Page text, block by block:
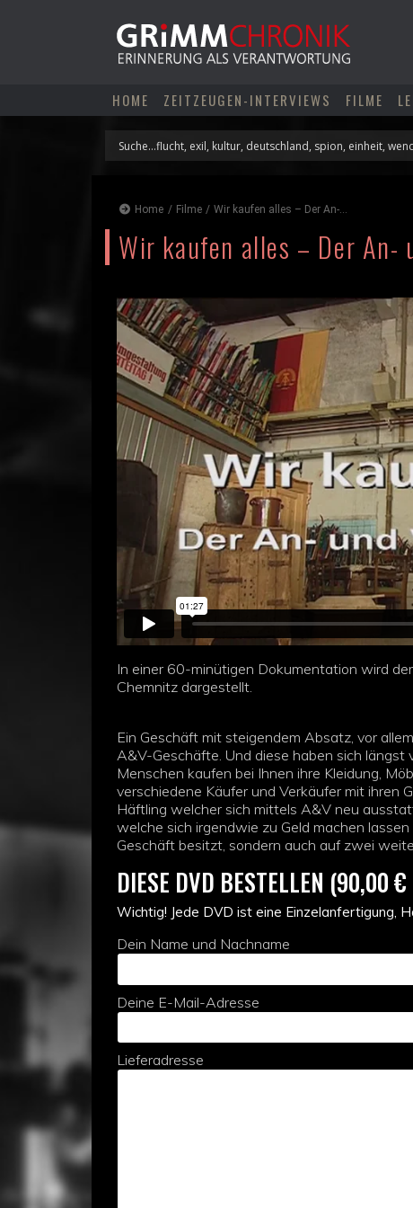
HOME ZEITZEUGEN-INTERVIEWS FILME
Home / Filme / Wir kaufen alles – Der An-...
Wir kaufen alles – Der An-
In einer 60-minütigen Dokumentation wird
Chemnitz dargestellt.
Ein Geschäft mit steigendem Absatz, vor
A&V-Geschäfte. Und diese haben sich längst
Menschen kaufen bei Ihnen ihre Kleidung,
verschiedene Käufer und Verkäufer mit ihren
Häftling welcher sich mittels A&V neu
welche sich irgendwie zu Geld machen
Geschäft besitzt, sondern auch auf zwei
DIESE DVD BESTELLEN (90,00
Wichtig! Jede DVD ist eine Einzelanfertigung,
Dein Name und Nachname
Deine E-Mail-Adresse
Lieferadresse